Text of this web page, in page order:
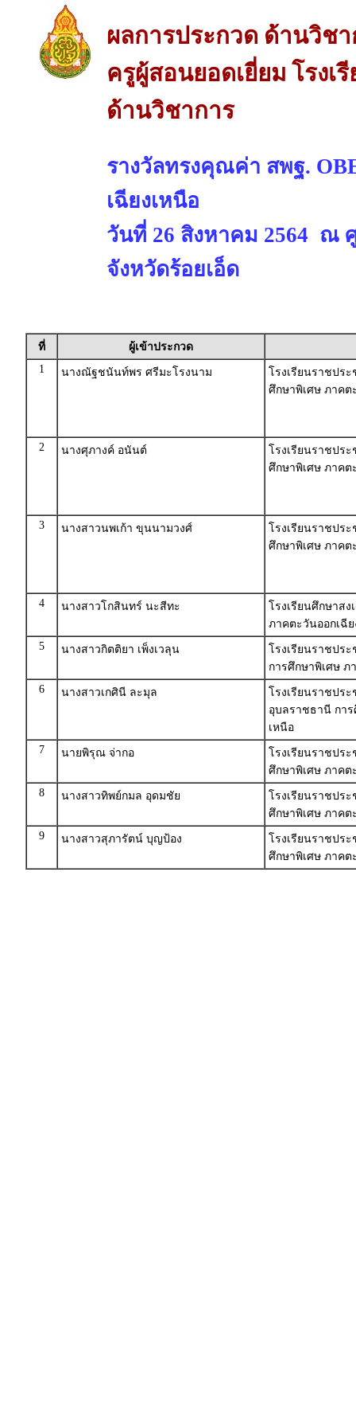
ผลการประกวด ด้านวิชา
ครูผู้สอนยอดเยี่ยม โรงเ
ด้านวิชาการ
รางวัลทรงคุณค่า สพฐ.
เฉียงเหนือ
วันที่ 26 สิงหาคม 2564 ณ
จังหวัดร้อยเอ็ด
ที่
ผู้เข้าประกวด
1
นางณัฐชนันท์พร ศรีมะโรงนาม
โรงเรียนราชปร
ศึกษาพิเศษ ภาคต
2 นางศุภางค์ อนันต์
โรงเรียนราชปร
ศึกษาพิเศษ ภาคต
3 นางสาวนพเก้า ขุนนามวงศ์
โรงเรียนราชปร
ศึกษาพิเศษ ภาคต
4 นางสาวโกสินทร์ นะสีทะ
โรงเรียนศึกษาส
ภาคตะวันออกเฉีย
5
นางสาวกิตติยา เพ็งเวลุน
โรงเรียนราชปร
การศึกษาพิเศษ ภ
6
นางสาวเกศินี ละมุล
โรงเรียนราชปร
อุบลราชธานี การ
เหนือ
7
นายพิรุณ จ่ากอ
โรงเรียนราชปร
ศึกษาพิเศษ ภาคต
8
นางสาวทิพย์กมล อุดมชัย
โรงเรียนราชปร
ศึกษาพิเศษ ภาคต
9
นางสาวสุภารัตน์ บุญป้อง
โรงเรียนราชปร
ศึกษาพิเศษ ภาคต